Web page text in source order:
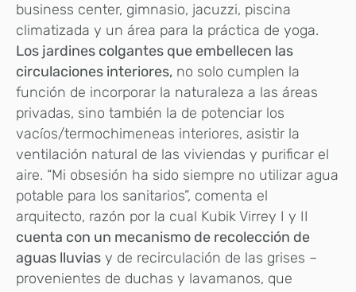
business center, gimnasio, jacuzzi, piscina
climatizada y un área para la práctica de yoga.
Los jardines colgantes que embellecen las
circulaciones interiores, no solo cumplen la
función de incorporar la naturaleza a las áreas
privadas, sino también la de potenciar los
vacíos/termochimeneas interiores, asistir la
ventilación natural de las viviendas y purificar el
aire. “Mi obsesión ha sido siempre no utilizar agua
potable para los sanitarios”, comenta el
arquitecto, razón por la cual Kubik Virrey I y II
cuenta con un mecanismo de recolección de
aguas lluvias y de recirculación de las grises –
provenientes de duchas y lavamanos, que